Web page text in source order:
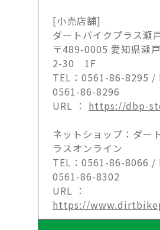
[小売店舗]
ダートバイクプラス瀬
〒489-0005 愛知県瀬
2-30 1F
TEL：0561-86-8295 /
0561-86-8296
URL ： https://dbp-
ネットショップ：ダー
ラスオンライン
TEL：0561-86-8066 /
0561-86-8302
URL ：
https://